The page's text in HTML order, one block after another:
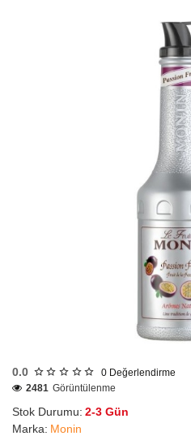
0.0 0 Değerlendirme
Stok Durumu: 2-3 Gün
Marka: Monin
2481 Görüntülenme